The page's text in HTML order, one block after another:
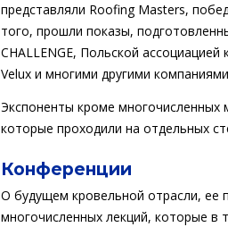
представляли Roofing Masters,
того, прошли показы,
CHALLENGE, Польской
Velux и многими другими
Экспоненты кроме многочисленных
которые проходили на отдельных
Конференции
О будущем кровельной отрасли, ее
многочисленных лекций, которые в